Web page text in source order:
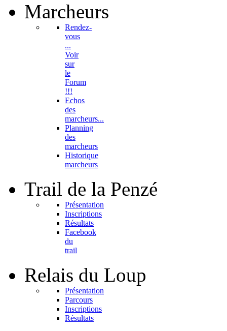
Marcheurs
Rendez-
vous
...
Voir
sur
le
Forum
!!!
Echos
des
marcheurs...
Planning
des
marcheurs
Historique
marcheurs
Trail de la Penzé
Présentation
Inscriptions
Résultats
Facebook
du
trail
Relais du Loup
Présentation
Parcours
Inscriptions
Résultats